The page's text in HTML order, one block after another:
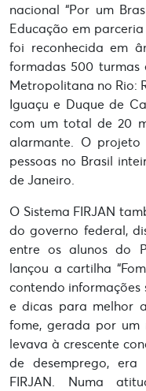
nacional “Por um
Educação em
foi reconhecida em
formadas 500 turmas
Metropolitana no Rio:
Iguaçu e Duque de
com um total de 20
alarmante. O
pessoas no Brasil
de Janeiro.
O Sistema FIRJAN
do governo federal,
entre os alunos do
lançou a cartilha
contendo informações
e dicas para melhor
fome, gerada por um
levava à crescente
de desemprego,
FIRJAN. Numa